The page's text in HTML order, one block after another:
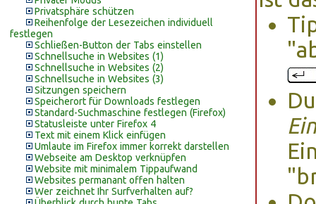
Privatsphäre schützen
Reihenfolge der Lesezeichen individuell
festlegen
Schließen-Button der Tabs einstellen
Schnellsuche in Websites (1)
Schnellsuche in Websites (2)
Schnellsuche in Websites (3)
Sitzungen speichern
Speicherort für Downloads festlegen
Standard-Suchmaschine festlegen (Firefox)
Statusleiste unter Firefox 4
Text mit einem Klick einfügen
Umlaute im Firefox immer korrekt darstellen
Webseite am Desktop verknüpfen
Website mit minimalem Tippaufwand
Websites permanant offen halten
Wer zeichnet Ihr Surfverhalten auf?